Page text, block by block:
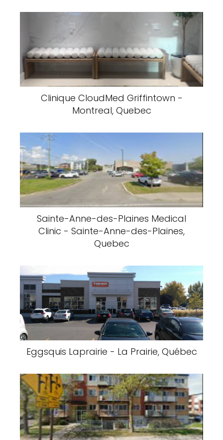
Clinique CloudMed Griffintown -
Montreal, Quebec
Sainte-Anne-des-Plaines Medical
Clinic - Sainte-Anne-des-Plaines,
Quebec
Eggsquis Laprairie - La Prairie, Québec